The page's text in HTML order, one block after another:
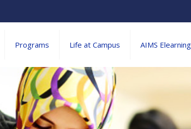
Programs Life at Campus AIMS Elearning